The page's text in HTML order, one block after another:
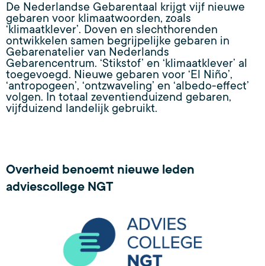
De Nederlandse Gebarentaal krijgt vijf nieuwe
gebaren voor klimaatwoorden, zoals
‘klimaatklever’. Doven en slechthorenden
ontwikkelen samen begrijpelijke gebaren in
Gebarenatelier van Nederlands
Gebarencentrum. ‘Stikstof’ en ‘klimaatklever’ al
toegevoegd. Nieuwe gebaren voor ‘El Niño’,
‘antropogeen’, ‘ontzwaveling’ en ‘albedo-effect’
volgen. In totaal zeventienduizend gebaren,
vijfduizend landelijk gebruikt.
Overheid benoemt nieuwe leden
adviescollege NGT